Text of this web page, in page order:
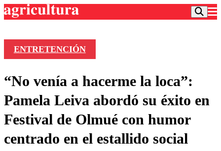
Frecuencias
Agricultura TV
Deportes
Colo Colo
Motor
Entretención
Noticias
Vida Social
ENTRETENCIÓN
“No venía a hacerme la loca”:
Pamela Leiva abordó su éxito en
Festival de Olmué con humor
centrado en el estallido social